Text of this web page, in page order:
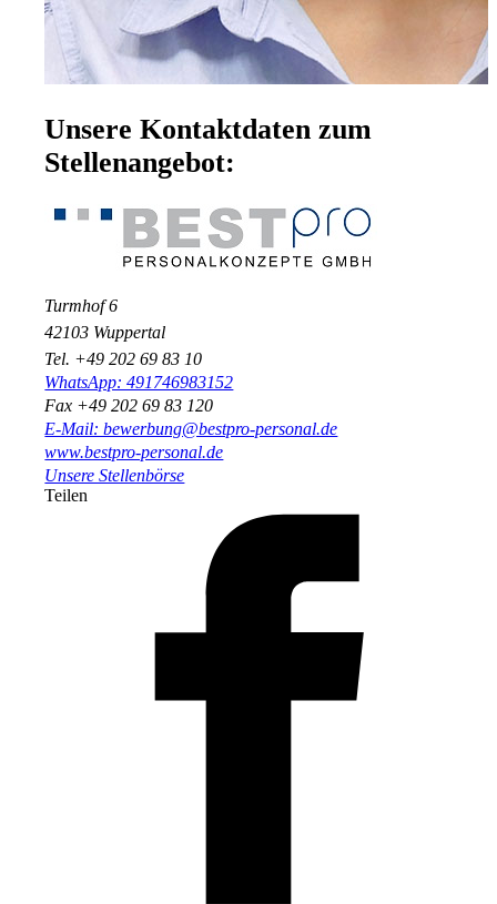
Unsere Kontaktdaten zum
Stellenangebot:
Turmhof 6
42103 Wuppertal
Tel. +49 202 69 83 10
WhatsApp: 491746983152
Fax +49 202 69 83 120
E-Mail: bewerbung@bestpro-personal.de
www.bestpro-personal.de
Unsere Stellenbörse
Teilen